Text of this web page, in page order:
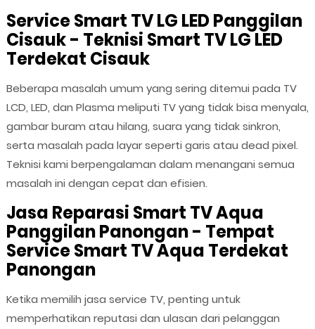
Service Smart TV LG LED Panggilan
Cisauk - Teknisi Smart TV LG LED
Terdekat Cisauk
Beberapa masalah umum yang sering ditemui pada TV
LCD, LED, dan Plasma meliputi TV yang tidak bisa menyala,
gambar buram atau hilang, suara yang tidak sinkron,
serta masalah pada layar seperti garis atau dead pixel.
Teknisi kami berpengalaman dalam menangani semua
masalah ini dengan cepat dan efisien.
Jasa Reparasi Smart TV Aqua
Panggilan Panongan - Tempat
Service Smart TV Aqua Terdekat
Panongan
Ketika memilih jasa service TV, penting untuk
memperhatikan reputasi dan ulasan dari pelanggan